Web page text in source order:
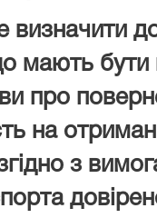
визначити
мають бути
про
на
з